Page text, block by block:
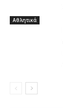
Αθλητικά